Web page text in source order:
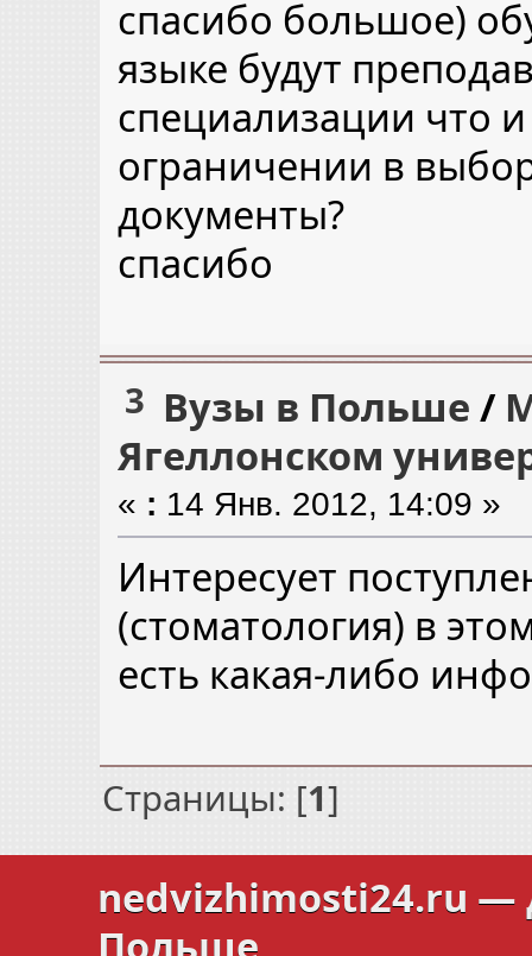
спасибо большое)
языке будут
специализации что
ограничении в
документы?
спасибо
3 Вузы в Польше /
Ягеллонском
« : 14 Янв. 2012, 14:09 »
Интересует
(стоматология) в
есть какая-либо
Страницы: [1]
nedvizhimosti24.ru —